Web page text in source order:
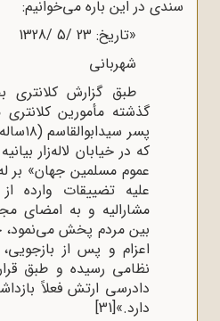
سندی در این باره می‌خوانیم:
«تاریخ: 23 /5 /1328
شهربانی
گذشته مأمورین
پسر
که در خیابان لاله‌زار
عموم مسلمین جهان» بر
علیه تضییقات
مشارالیه و به امضای
بین مردم پخش می‌نمود،
اعزام و پس از
نظامی رسیده و طبق
دادرسی ارتش فعلاً
دارد.»[31]